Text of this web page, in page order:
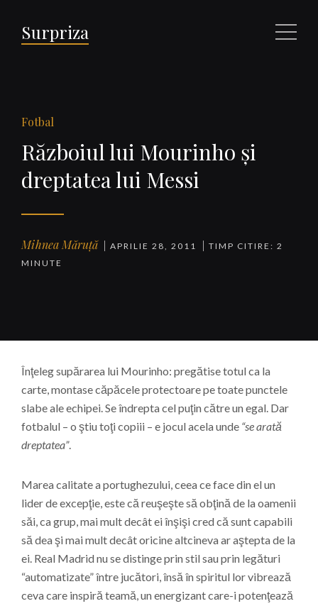
Surpriza Meniu
Fotbal
Războiul lui Mourinho şi
dreptatea lui Messi
Mihnea Măruță APRILIE 28, 2011
TIMP CITIRE: 2
MINUTE
Înţeleg supărarea lui Mourinho: pregătise totul ca la
carte, montase căpăcele protectoare pe toate punctele
slabe ale echipei. Se îndrepta cel puţin către un egal. Dar
fotbalul – o ştiu toţi copiii – e jocul acela unde “se arată
dreptatea”.
Marea calitate a portughezului, ceea ce face din el un
lider de excepţie, este că reuşeşte să obţină de la oamenii
săi, ca grup, mai mult decât ei înşişi cred că sunt capabili
să dea şi mai mult decât oricine altcineva ar aştepta de la
ei. Real Madrid nu se distinge prin stil sau prin legături
“automatizate” între jucători, însă în spiritul lor vibrează
ceva care inspiră teamă, un energizant care-i potenţează